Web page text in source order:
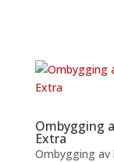
Ombygging
Extra
Ombygging